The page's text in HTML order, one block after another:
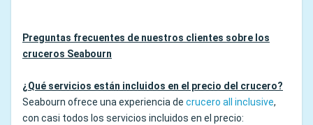
Preguntas frecuentes de nuestros clientes sobre los
cruceros Seabourn
¿Qué servicios están incluidos en el precio del crucero?
Seabourn ofrece una experiencia de crucero all inclusive,
con casi todos los servicios incluidos en el precio: